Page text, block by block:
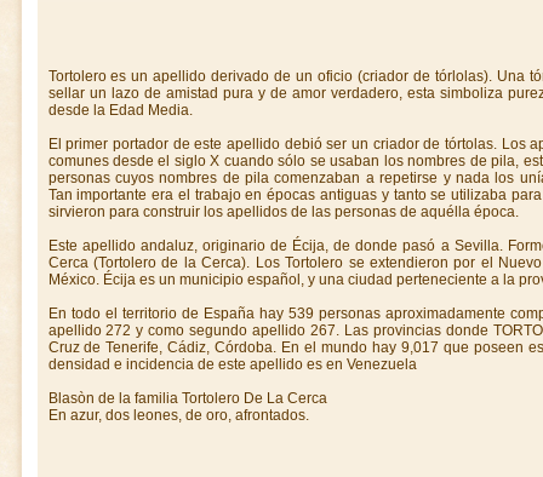
Tortolero es un apellido derivado de un oficio (criador de tórlolas). Una
sellar un lazo de amistad pura y de amor verdadero, esta simboliza
desde la Edad Media.
El primer portador de este apellido debió ser un criador de tórtolas. Los
comunes desde el siglo X cuando sólo se usaban los nombres de pila,
personas cuyos nombres de pila comenzaban a repetirse y nada los
Tan importante era el trabajo en épocas antiguas y tanto se utilizaba
sirvieron para construir los apellidos de las personas de aquélla época.
Este apellido andaluz, originario de Écija, de donde pasó a Sevilla.
Cerca (Tortolero de la Cerca). Los Tortolero se extendieron por el
México. Écija es un municipio español, y una ciudad perteneciente a la
En todo el territorio de España hay 539 personas aproximadamente
apellido 272 y como segundo apellido 267. Las provincias donde
Cruz de Tenerife, Cádiz, Córdoba. En el mundo hay 9,017 que poseen
densidad e incidencia de este apellido es en Venezuela
Blasòn de la familia Tortolero De La Cerca
En azur, dos leones, de oro, afrontados.